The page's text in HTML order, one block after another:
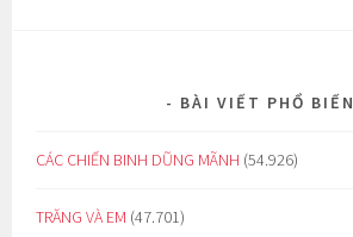
BÀI VIẾT PHỔ BIẾN
CÁC CHIẾN BINH DŨNG MÃNH (54.926)
TRĂNG VÀ EM (47.701)